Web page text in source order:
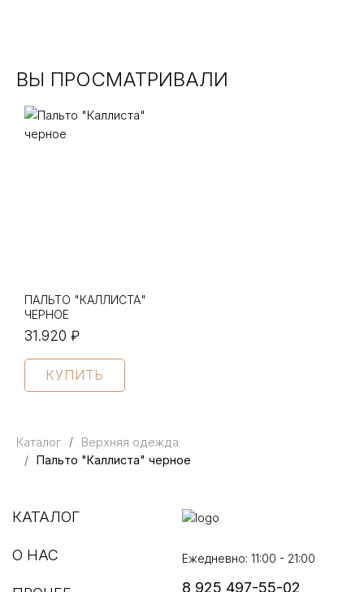
ВЫ ПРОСМАТРИВАЛИ
ПАЛЬТО "КАЛЛИСТА"
ЧЕРНОЕ
31.920 ₽
КУПИТЬ
Каталог Верхняя одежда
Пальто "Каллиста" черное
КАТАЛОГ
О НАС Ежедневно: 11:00 - 21:00
8 925 497-55-02